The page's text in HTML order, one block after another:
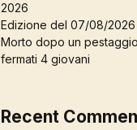
2026
Edizione del 07/08/2026
Morto dopo un
fermati 4 giovani
Recent